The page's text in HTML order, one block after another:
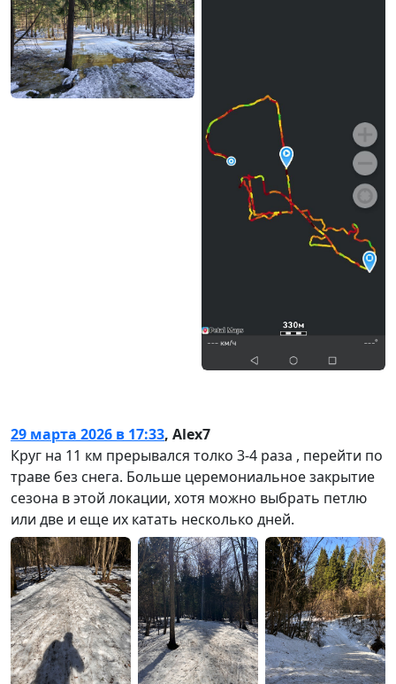
Дата обновления: 16 февраля 2022
29 марта 2026 в 17:33, Alex7
Круг на 11 км прерывался толко 3-4 раза , перейти по
траве без снега. Больше церемониальное закрытие
сезона в этой локации, хотя можно выбрать петлю
или две и еще их катать несколько дней.